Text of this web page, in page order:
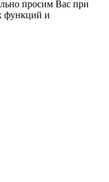
просим Вас при
функций и